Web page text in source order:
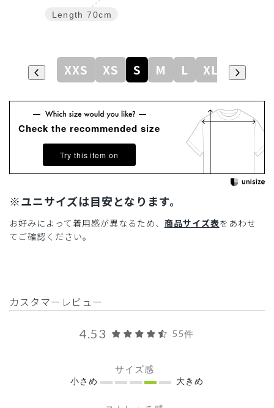
Length 70cm
XXS XS S M L XL
Check the recommended size
Try this item on
※ユニサイズは目安となります。
お好みによって着用感が異なるため、 商品サイズ表をあわせ
てご確認ください。
カスタマーレビュー
4.53 55件
サイズ感
小さめ 大きめ